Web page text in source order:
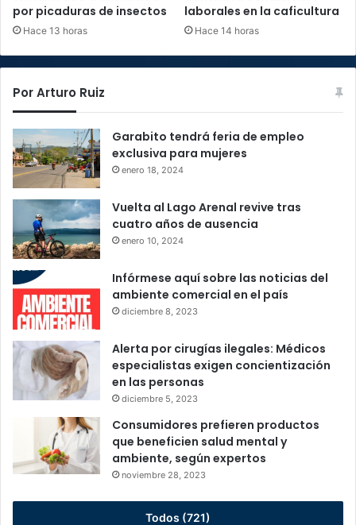
por picaduras de insectos
Hace 13 horas
laborales en la caficultura
Hace 14 horas
Por Arturo Ruiz
Garabito tendrá feria de empleo
exclusiva para mujeres
enero 18, 2024
Vuelta al Lago Arenal revive tras
cuatro años de ausencia
enero 10, 2024
Infórmese aquí sobre las noticias del
ambiente comercial en el país
diciembre 8, 2023
Alerta por cirugías ilegales: Médicos
especialistas exigen concientización
en las personas
diciembre 5, 2023
Consumidores prefieren productos
que beneficien salud mental y
ambiente, según expertos
noviembre 28, 2023
Todos (721)